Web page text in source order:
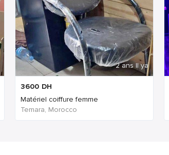
2 ans Il ya
3600 DH
Matériel coiffure femme
Temara, Morocco